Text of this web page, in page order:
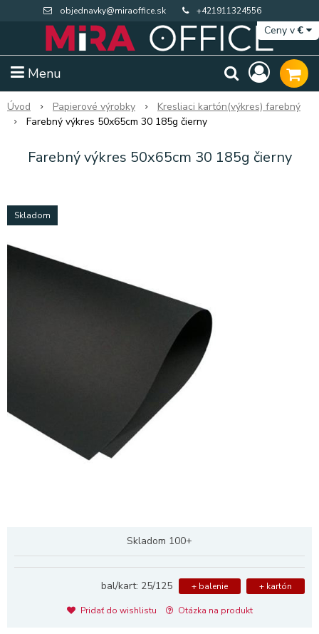
objednavky@miraoffice.sk +421911324556
Menu
Ceny v€
Extra výpredaj zásob Výpredaj BTS
Úvod Papierové výrobky
Kresliaci kartón(výkres) farebný
Farebný výkres 50x65cm 30 185g čierny
Farebný výkres 50x65cm 30 185g čierny
Skladom
Skladom 100+
bal/kart: 25/125 + balenie + kartón
Pridať do wishlistu Otázka na produkt